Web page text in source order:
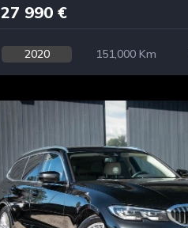
27 990 €
2020 151,000 Km